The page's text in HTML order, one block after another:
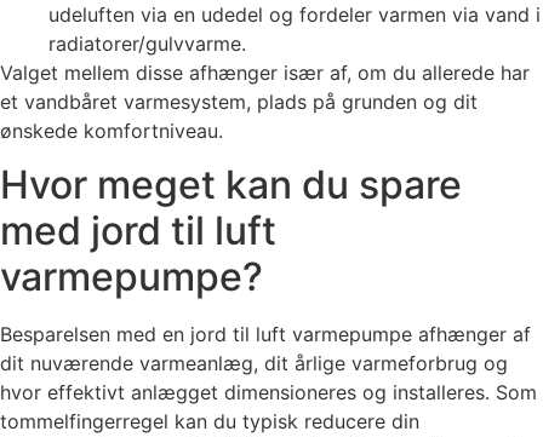
udeluften via en udedel og fordeler varmen via vand i
radiatorer/gulvvarme.
Valget mellem disse afhænger især af, om du allerede har
et vandbåret varmesystem, plads på grunden og dit
ønskede komfortniveau.
Hvor meget kan du spare
med jord til luft
varmepumpe?
Besparelsen med en jord til luft varmepumpe afhænger af
dit nuværende varmeanlæg, dit årlige varmeforbrug og
hvor effektivt anlægget dimensioneres og installeres. Som
tommelfingerregel kan du typisk reducere din